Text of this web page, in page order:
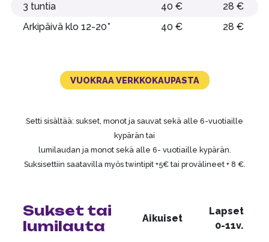
3 tuntia
40 €
28 €
Arkipäivä klo 12-20*
40 € 28 €
VUOKRAA VERKKOKAUPASTA
Setti sisältää: sukset, monot ja sauvat sekä alle 6-vuotiaille
kypärän tai
lumilaudan ja monot sekä alle 6- vuotiaille kypärän.
Suksisettiin saatavilla myös twintipit +5€ tai provälineet + 8 €.
Sukset tai
lumilauta
Aikuiset
Lapset
0-11v.